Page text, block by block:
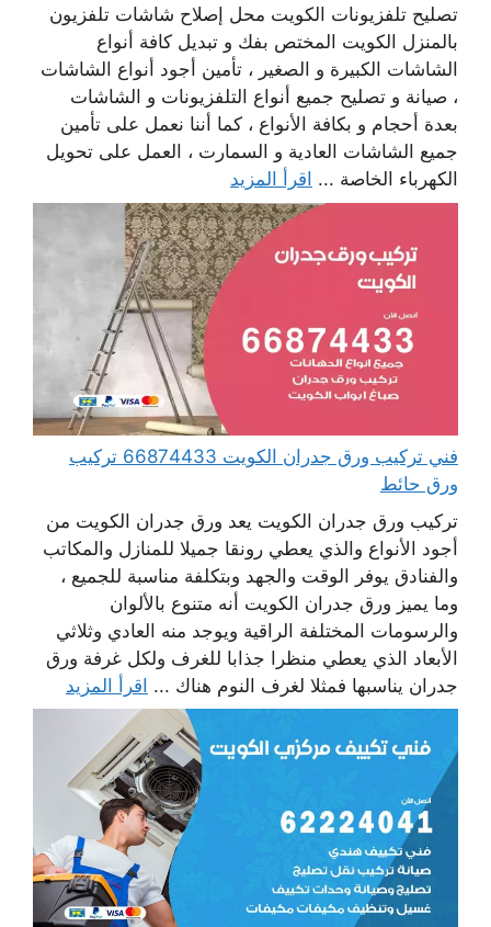
تصليح تلفزيونات الكويت محل إصلاح شاشات تلفزيون
بالمنزل الكويت المختص بفك و تبديل كافة أنواع
الشاشات الكبيرة و الصغير ، تأمين أجود أنواع الشاشات
، صيانة و تصليح جميع أنواع التلفزيونات و الشاشات
بعدة أحجام و بكافة الأنواع ، كما أننا نعمل على تأمين
جميع الشاشات العادية و السمارت ، العمل على تحويل
الكهرباء الخاصة ... اقرأ المزيد
فني تركيب ورق جدران الكويت 66874433 تركيب
ورق حائط
تركيب ورق جدران الكويت يعد ورق جدران الكويت من
أجود الأنواع والذي يعطي رونقا جميلا للمنازل والمكاتب
والفنادق يوفر الوقت والجهد وبتكلفة مناسبة للجميع ،
وما يميز ورق جدران الكويت أنه متنوع بالألوان
والرسومات المختلفة الراقية ويوجد منه العادي وثلاثي
الأبعاد الذي يعطي منظرا جذابا للغرف ولكل غرفة ورق
جدران يناسبها فمثلا لغرف النوم هناك ... اقرأ المزيد